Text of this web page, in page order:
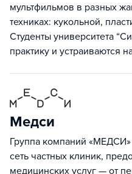
мультфильмов в разных
техниках: кукольной,
Студенты университета
практику и устраиваются
Медси
Группа компаний
сеть частных клиник,
медицинских услуг — от